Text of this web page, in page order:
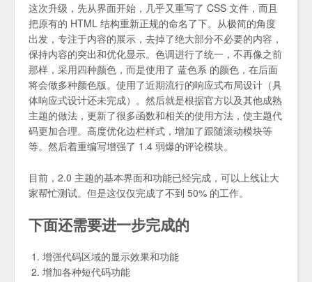
这次升级，先从界面开始，几乎又重写了 CSS 文件，而且
把原有的 HTML 结构重新正规的命名了下。从极简的角度
出发，专注于内容的展示，去掉了绝大部分不必要的内容，
保持内容的突出和优化显示。色调进行了统一，不再像之前
那样，采用四种颜色，而是使用了 蓝色系 的颜色，在后面
将会做多种颜色版。使用了近期流行的响应式布局设计（具
体响应式设计还未完成）。然后就是根据官方以及其他成熟
主题的做法，更新了很多函数和相关的使用方法，使主题代
码更加合理。高度优化边栏样式，增加了跟随滚动模块等
等。然后着重编写增强了 1.4 弱爆的评论模块。
目前，2.0 主题的基本界面和功能已经完成，可以上线让大
家帮忙测试。但是这仅仅完成了不到 50% 的工作。
下面还需要进一步完成的
增强代码区域的显示效果和功能
增加各种短代码功能